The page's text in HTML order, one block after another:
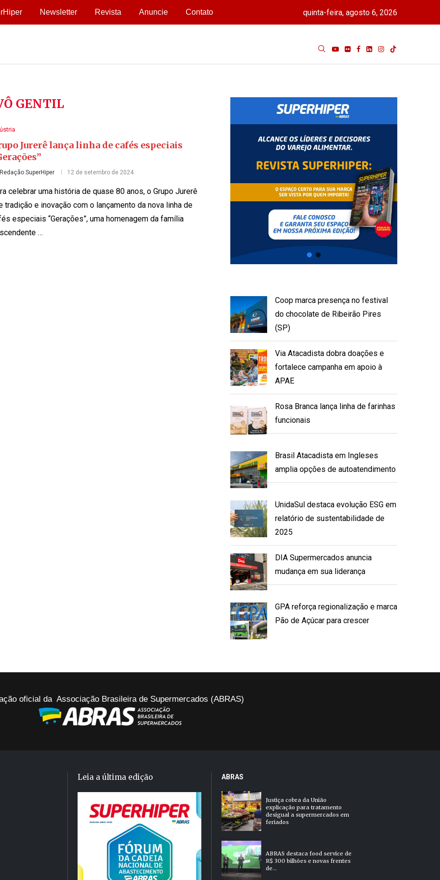
Newsletter Revista Anuncie Contato quinta-feira, agosto 6, 2026
GENTIL
Jurerê lança linha de cafés especiais
SuperHiper 12 de setembro de 2024
celebrar uma história de quase 80 anos, o Grupo Jurerê
tradição e inovação com o lançamento da nova linha de
especiais “Gerações”, uma homenagem da família
…
Coop marca presença no festival
do chocolate de Ribeirão Pires
(SP)
Via Atacadista dobra doações e
fortalece campanha em apoio à
APAE
Rosa Branca lança linha de farinhas
funcionais
Brasil Atacadista em Ingleses
amplia opções de autoatendimento
UnidaSul destaca evolução ESG em
relatório de sustentabilidade de
2025
DIA Supermercados anuncia
mudança em sua liderança
GPA reforça regionalização e marca
Pão de Açúcar para crescer
oficial da Associação Brasileira de Supermercados (ABRAS)
Leia a última edição ABRAS
Justiça cobra da União
explicação para tratamento
desigual a supermercados em
feriados
ABRAS destaca food service de
R$ 300 bilhões e novas frentes
de...